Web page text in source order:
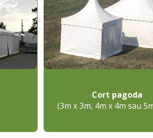
Cort pagoda
(3m x 3m, 4m x 4m sau